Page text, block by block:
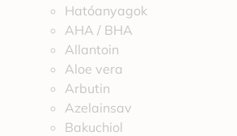
Hatóanyagok
AHA / BHA
Allantoin
Aloe vera
Arbutin
Azelainsav
Bakuchiol